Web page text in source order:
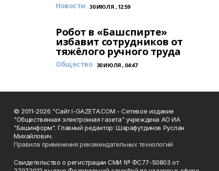
Новости 30 ИЮЛЯ , 12:59
Робот в «Башспирте»
избавит сотрудников от
тяжёлого ручного труда
Общество 30 ИЮЛЯ , 04:47
© 2011-2026 "Сайт I-GAZETA.COM - Сетевое издание
"Общественная электронная газета" учреждена АО ИА
"Башинформ". Главный редактор: Шарафутдинов Руслан
Михайлович.
Правила применения рекомендательных технологий
Свидетельство о регистрации СМИ № ФС77-50803 от